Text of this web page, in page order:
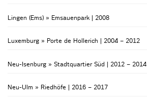
Lingen (Ems) » Emsauenpark | 2008
Luxemburg » Porte de Hollerich | 2004 – 2012
Neu-Isenburg » Stadtquartier Süd | 2012 – 2014
Neu-Ulm » Riedhöfe | 2016 – 2017